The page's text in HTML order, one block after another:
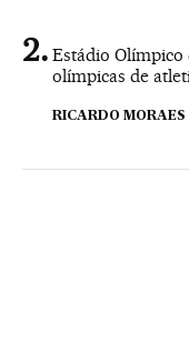
Estádio Olímpico
olímpicas de
RICARDO MORAES